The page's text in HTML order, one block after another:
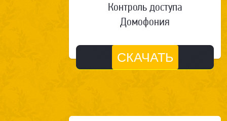
Контроль доступа
Домофония
СКАЧАТЬ